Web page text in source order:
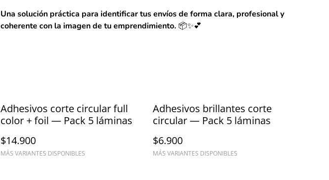
Una solución práctica para identificar tus envíos de forma clara, profesional y
coherente con la imagen de tu emprendimiento. 📦✨💕
Adhesivos corte circular full
color + foil — Pack 5 láminas
$14.900
MÁS VARIANTES DISPONIBLES
Adhesivos brillantes corte
circular — Pack 5 láminas
$6.900
MÁS VARIANTES DISPONIBLES